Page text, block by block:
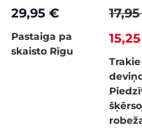
29,95 €
Pastaiga pa
skaisto Rīgu
Trakie